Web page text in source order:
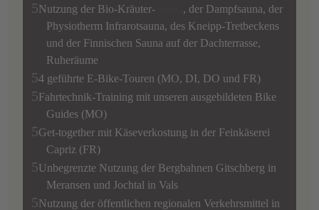
Nutzung der Bio-Kräuter-
, der Dampfsauna, der
Physiotherm Infrarotsauna, des Kneipp-Tretbeckens
und der Finnischen Sauna auf der Dachterrasse,
Ruheräume
4 geführte E-Bike-Touren (MO, DI, DO und FR)
Fahrtechnik-Training mit unseren ausgebildeten Bike
Guides (MO)
Get-together mit Käseverkostung in der Feinkäserei
Capriz (FR)
Unbegrenzte Nutzung der Bergbahnen Gitschberg in
Meransen und Jochtal in Vals
Nutzung der öffentlichen regionalen Verkehrsmittel in